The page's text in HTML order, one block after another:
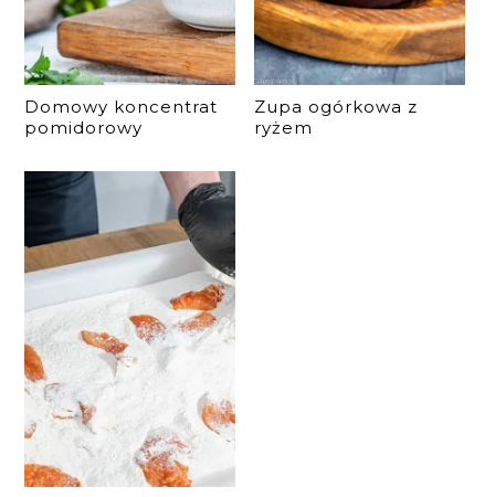
Domowy koncentrat
pomidorowy
Zupa ogórkowa z
ryżem